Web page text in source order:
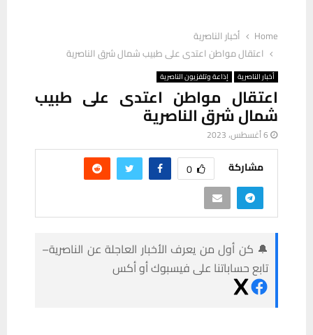
Home
أخبار الناصرية
اعتقال مواطن اعتدى على طبيب شمال شرق الناصرية
أخبار الناصرية إذاعة وتلفزيون الناصرية
اعتقال مواطن اعتدى على طبيب
شمال شرق الناصرية
6 أغسطس، 2023
مشاركة 0
🔔 كن أول من يعرف الأخبار العاجلة عن الناصرية–
تابع حساباتنا على فيسبوك أو أكس